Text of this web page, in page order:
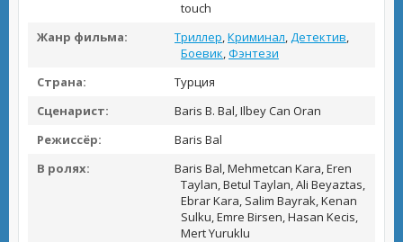
touch
Жанр фильма:
Триллер,Криминал,Детектив,
Боевик,Фэнтези
Страна:
Турция
Сценарист:
Baris B. Bal, Ilbey Can Oran
Режиссёр:
Baris Bal
В ролях:
Baris Bal, Mehmetcan Kara, Eren
Taylan, Betul Taylan, Ali Beyaztas,
Ebrar Kara, Salim Bayrak, Kenan
Sulku, Emre Birsen, Hasan Kecis,
Mert Yuruklu